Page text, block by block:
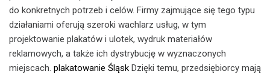
do konkretnych potrzeb i celów. Firmy zajmujące się tego typu
działaniami oferują szeroki wachlarz usług, w tym
projektowanie plakatów i ulotek, wydruk materiałów
reklamowych, a także ich dystrybucję w wyznaczonych
miejscach. plakatowanie Śląsk Dzięki temu, przedsiębiorcy mają